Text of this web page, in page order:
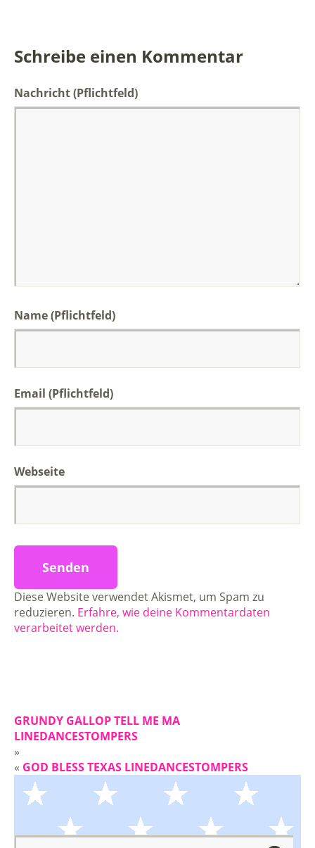
Schreibe einen Kommentar
Nachricht(Pflichtfeld)
Name (Pflichtfeld)
Email (Pflichtfeld)
Webseite
Diese Website verwendet Akismet, um Spam zu
reduzieren. Erfahre, wie deine Kommentardaten
verarbeitet werden.
GRUNDY GALLOP TELL ME MA
LINEDANCESTOMPERS
»
« GOD BLESS TEXAS LINEDANCESTOMPERS